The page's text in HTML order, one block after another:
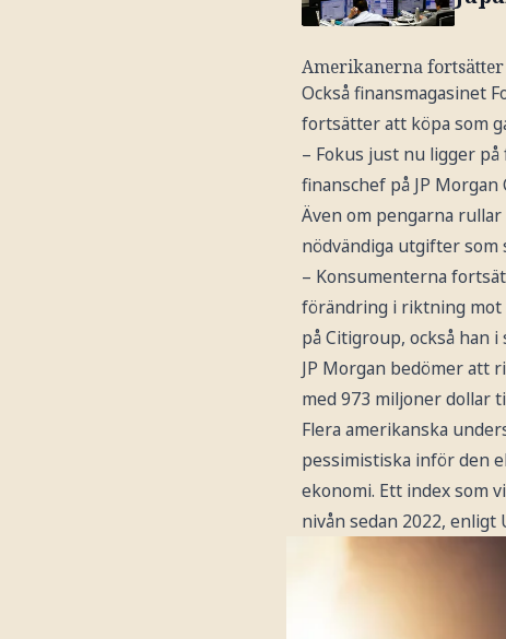
Amerikanerna fortsätter
Också finansmagasinet
fortsätter att köpa som
– Fokus just nu ligger
finanschef på JP
Även om pengarna
nödvändiga utgifter som
– Konsumenterna
förändring i riktning mot
på Citigroup, också han
JP Morgan bedömer att
med 973 miljoner dollar
Flera amerikanska
pessimistiska inför den
ekonomi. Ett index som
nivån sedan 2022,